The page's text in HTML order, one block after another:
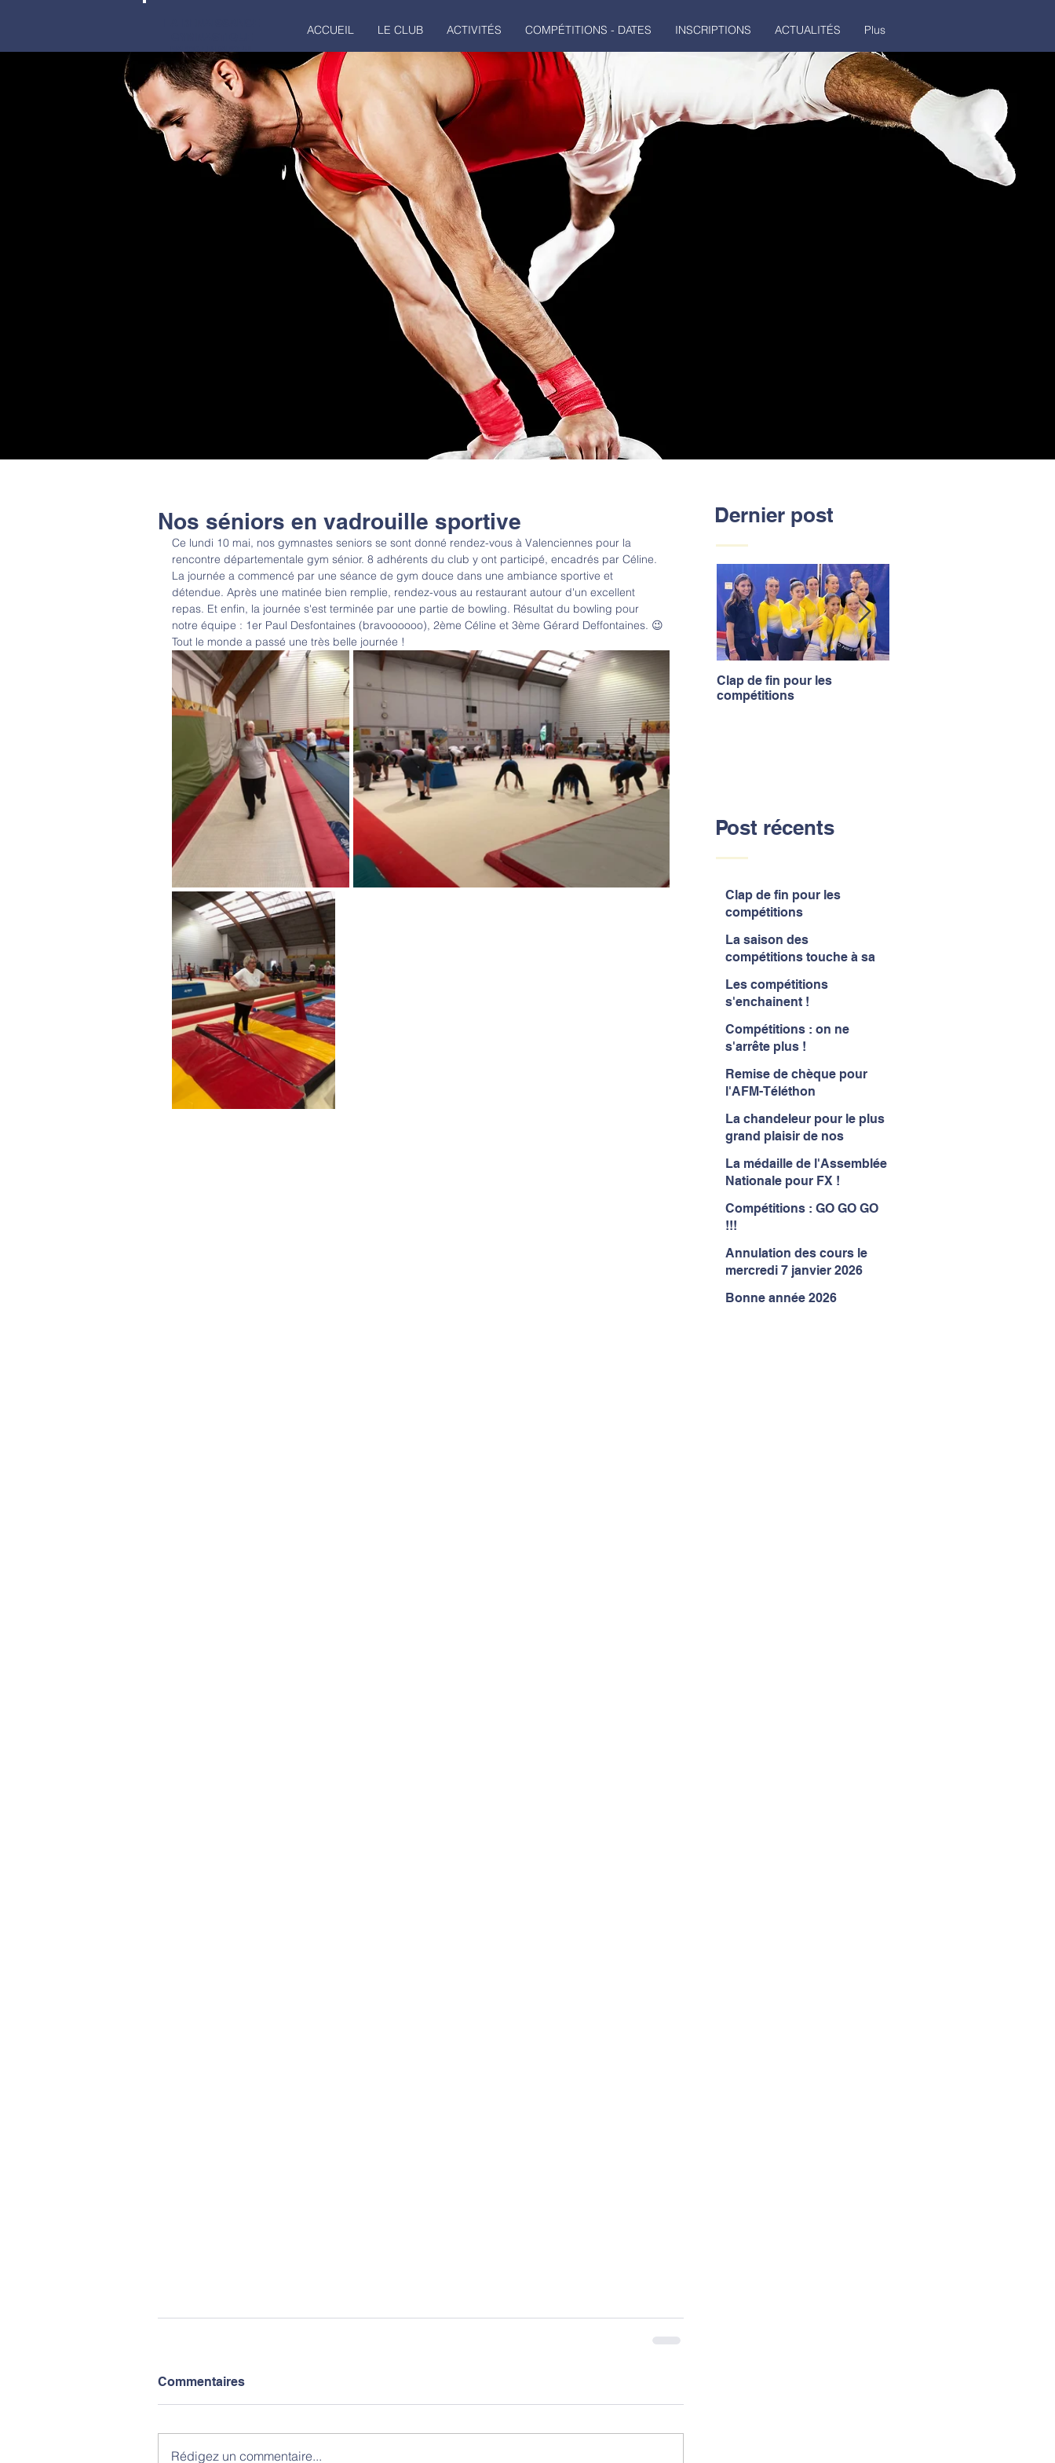
ACCUEIL LE CLUB ACTIVITÉS COMPÉTITIONS - DATES INSCRIPTIONS ACTUALITÉS Plus
Dernier post
Clap de fin pour les
compétitions
Post récents
Clap de fin pour les
compétitions
La saison des
compétitions touche à sa
Les compétitions
s'enchainent !
Compétitions : on ne
s'arrête plus !
Remise de chèque pour
l'AFM-Téléthon
La chandeleur pour le plus
grand plaisir de nos
La médaille de l'Assemblée
Nationale pour FX !
Compétitions : GO GO GO
!!!
Annulation des cours le
mercredi 7 janvier 2026
Bonne année 2026
Nos séniors en vadrouille sportive
Ce lundi 10 mai, nos gymnastes seniors se sont donné rendez-vous à Valenciennes pour la
rencontre départementale gym sénior. 8 adhérents du club y ont participé, encadrés par Céline.
La journée a commencé par une séance de gym douce dans une ambiance sportive et
détendue. Après une matinée bien remplie, rendez-vous au restaurant autour d'un excellent
repas. Et enfin, la journée s'est terminée par une partie de bowling. Résultat du bowling pour
notre équipe : 1er Paul Desfontaines (bravoooooo), 2ème Céline et 3ème Gérard Deffontaines. 😉
Tout le monde a passé une très belle journée !
Commentaires
Rédigez un commentaire...